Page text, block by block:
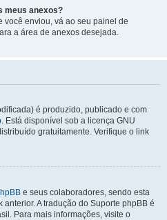
meus anexos?
você enviou, vá ao seu painel de
a área de anexos desejada.
é produzido, publicado e com
. Está disponível sob a licença GNU
gratuitamente. Verifique o link
e seus colaboradores, sendo esta
A tradução do Suporte phpBB é
Para mais informações, visite o